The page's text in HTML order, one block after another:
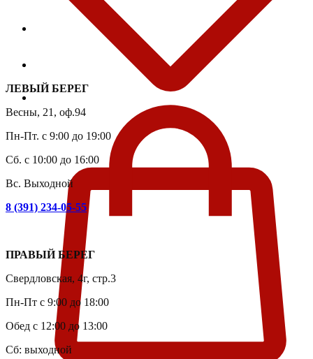
ЛЕВЫЙ БЕРЕГ
Весны, 21, оф.94
Пн-Пт. с 9:00 до 19:00
Сб. с 10:00 до 16:00
Вс. Выходной
8 (391) 234-05-55
ПРАВЫЙ БЕРЕГ
Свердловская, 4г, стр.3
Пн-Пт с 9:00 до 18:00
Обед с 12:00 до 13:00
Сб: выходной